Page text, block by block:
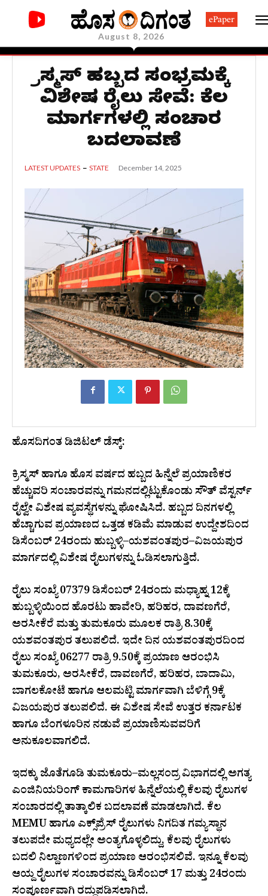
August 8, 2026
ePaper
ಕ್ರಿಸ್ಮಸ್ ಹಬ್ಬದ ಸಂಭ್ರಮಕ್ಕೆ
ವಿಶೇಷ ರೈಲು ಸೇವೆ: ಕೆಲ
ಮಾರ್ಗಗಳಲ್ಲಿ ಸಂಚಾರ
ಬದಲಾವಣೆ
LATEST UPDATES STATE December 14, 2025
ಹೊಸದಿಗಂತ ಡಿಜಿಟಲ್ ಡೆಸ್ಕ್:
ಕ್ರಿಸ್ಮಸ್ ಹಾಗೂ ಹೊಸ ವರ್ಷದ ಹಬ್ಬದ ಹಿನ್ನೆಲೆ ಪ್ರಯಾಣಿಕರ
ಹೆಚ್ಚುವರಿ ಸಂಚಾರವನ್ನು ಗಮನದಲ್ಲಿಟ್ಟುಕೊಂಡು ಸೌತ್ ವೆಸ್ಟರ್ನ್
ರೈಲ್ವೇ ವಿಶೇಷ ವ್ಯವಸ್ಥೆಗಳನ್ನು ಘೋಷಿಸಿದೆ. ಹಬ್ಬದ ದಿನಗಳಲ್ಲಿ
ಹೆಚ್ಚಾಗುವ ಪ್ರಯಾಣದ ಒತ್ತಡ ಕಡಿಮೆ ಮಾಡುವ ಉದ್ದೇಶದಿಂದ
ಡಿಸೆಂಬರ್ 24ರಂದು ಹುಬ್ಬಳ್ಳಿ–ಯಶವಂತಪುರ–ವಿಜಯಪುರ
ಮಾರ್ಗದಲ್ಲಿ ವಿಶೇಷ ರೈಲುಗಳನ್ನು ಓಡಿಸಲಾಗುತ್ತಿದೆ.
ರೈಲು ಸಂಖ್ಯೆ 07379 ಡಿಸೆಂಬರ್ 24ರಂದು ಮಧ್ಯಾಹ್ನ 12ಕ್ಕೆ
ಹುಬ್ಬಳ್ಳಿಯಿಂದ ಹೊರಟು ಹಾವೇರಿ, ಹರಿಹರ, ದಾವಣಗೆರೆ,
ಅರಸೀಕೆರೆ ಮತ್ತು ತುಮಕೂರು ಮೂಲಕ ರಾತ್ರಿ 8.30ಕ್ಕೆ
ಯಶವಂತಪುರ ತಲುಪಲಿದೆ. ಇದೇ ದಿನ ಯಶವಂತಪುರದಿಂದ
ರೈಲು ಸಂಖ್ಯೆ 06277 ರಾತ್ರಿ 9.50ಕ್ಕೆ ಪ್ರಯಾಣ ಆರಂಭಿಸಿ
ತುಮಕೂರು, ಅರಸೀಕೆರೆ, ದಾವಣಗೆರೆ, ಹರಿಹರ, ಬಾದಾಮಿ,
ಬಾಗಲಕೋಟೆ ಹಾಗೂ ಆಲಮಟ್ಟಿ ಮಾರ್ಗವಾಗಿ ಬೆಳಿಗ್ಗೆ 9ಕ್ಕೆ
ವಿಜಯಪುರ ತಲುಪಲಿದೆ. ಈ ವಿಶೇಷ ಸೇವೆ ಉತ್ತರ ಕರ್ನಾಟಕ
ಹಾಗೂ ಬೆಂಗಳೂರಿನ ನಡುವೆ ಪ್ರಯಾಣಿಸುವವರಿಗೆ
ಅನುಕೂಲವಾಗಲಿದೆ.
ಇದಕ್ಕು ಜೊತೆಗೂಡಿ ತುಮಕೂರು–ಮಲ್ಲಸಂದ್ರ ವಿಭಾಗದಲ್ಲಿ ಅಗತ್ಯ
ಎಂಜಿನಿಯರಿಂಗ್ ಕಾಮಗಾರಿಗಳ ಹಿನ್ನೆಲೆಯಲ್ಲಿ ಕೆಲವು ರೈಲುಗಳ
ಸಂಚಾರದಲ್ಲಿ ತಾತ್ಕಾಲಿಕ ಬದಲಾವಣೆ ಮಾಡಲಾಗಿದೆ. ಕೆಲ
MEMU ಹಾಗೂ ಎಕ್ಸ್‌ಪ್ರೆಸ್ ರೈಲುಗಳು ನಿಗದಿತ ಗಮ್ಯಸ್ಥಾನ
ತಲುಪದೇ ಮಧ್ಯದಲ್ಲೇ ಅಂತ್ಯಗೊಳ್ಳಲಿದ್ದು, ಕೆಲವು ರೈಲುಗಳು
ಬದಲಿ ನಿಲ್ದಾಣಗಳಿಂದ ಪ್ರಯಾಣ ಆರಂಭಿಸಲಿವೆ. ಇನ್ನೂ ಕೆಲವು
ಆಯ್ದ ರೈಲುಗಳ ಸಂಚಾರವನ್ನು ಡಿಸೆಂಬರ್ 17 ಮತ್ತು 24ರಂದು
ಸಂಪೂರ್ಣವಾಗಿ ರದ್ದುಪಡಿಸಲಾಗಿದೆ.